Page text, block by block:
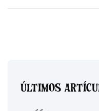
ÚLTIMOS